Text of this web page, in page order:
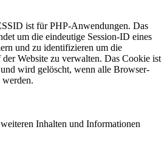
ist für PHP-Anwendungen. Das
um die eindeutige Session-ID eines
und zu identifizieren um die
Website zu verwalten. Das Cookie ist
wird gelöscht, wenn alle Browser-
werden.
Inhalten und Informationen